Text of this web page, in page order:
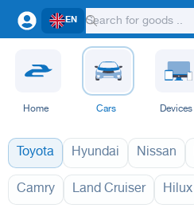
EN
Home Cars Devices
Toyota Hyundai Nissan
Camry Land Cruiser Hilux